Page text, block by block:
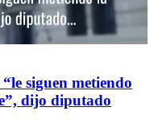
siguen metiendo
dijo diputado